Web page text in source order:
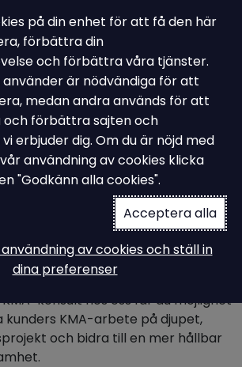
Group AB
en KMA-konsult
konsult inom kvalitet-, miljö- och
(KMA), som vill vara med och
AB’s erbjudande och stärka
i konsultrollen, är van att arbeta
driva projekt framåt. Du har en god
är flexibel och skapar
konsult hos oss får du möjlighet
KMA-arbete på djupet,
och bidra till en mer hållbar
på din enhet för att få den här
förbättra din
och förbättra våra tjänster.
använder är nödvändiga för att
medan andra används för att
och förbättra sajten och
erbjuder dig. Om du är nöjd med
användning av cookies klicka
"Godkänn alla cookies".
Acceptera alla
av cookies och ställ in
dina preferenser